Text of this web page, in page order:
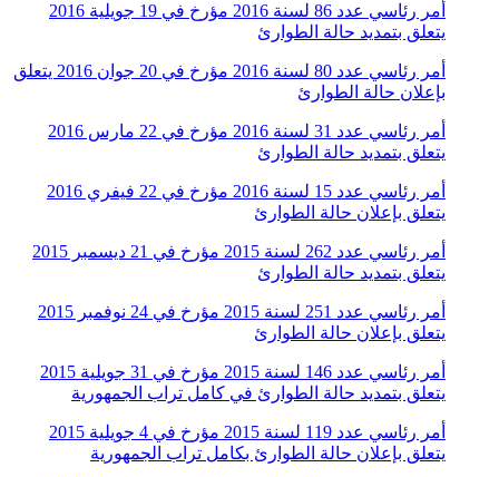
أمر رئاسي عدد 86 لسنة 2016 مؤرخ في 19 جويلية 2016
يتعلق بتمديد حالة الطوارئ
أمر رئاسي عدد 80 لسنة 2016 مؤرخ في 20 جوان 2016 يتعلق
بإعلان حالة الطوارئ
أمر رئاسي عدد 31 لسنة 2016 مؤرخ في 22 مارس 2016
يتعلق بتمديد حالة الطوارئ
أمر رئاسي عدد 15 لسنة 2016 مؤرخ في 22 فيفري 2016
يتعلق بإعلان حالة الطوارئ
أمر رئاسي عدد 262 لسنة 2015 مؤرخ في 21 ديسمبر 2015
يتعلق بتمديد حالة الطوارئ
أمر رئاسي عدد 251 لسنة 2015 مؤرخ في 24 نوفمبر 2015
يتعلق بإعلان حالة الطوارئ
أمر رئاسي عدد 146 لسنة 2015 مؤرخ في 31 جويلية 2015
يتعلق بتمديد حالة الطوارئ في كامل تراب الجمهورية
أمر رئاسي عدد 119 لسنة 2015 مؤرخ في 4 جويلية 2015
يتعلق بإعلان حالة الطوارئ بكامل تراب الجمهورية